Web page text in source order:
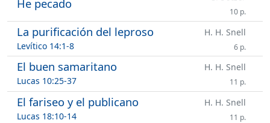
He pecado
10 p.
La purificación del leproso
Levítico 14:1-8
H. H. Snell
6 p.
El buen samaritano
Lucas 10:25-37
H. H. Snell
11 p.
El fariseo y el publicano
Lucas 18:10-14
H. H. Snell
11 p.